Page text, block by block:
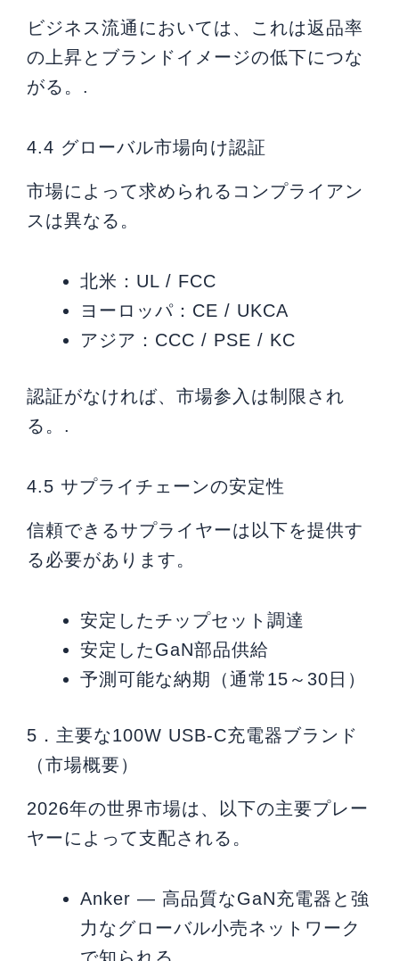
ビジネス流通においては、これは返品率
の上昇とブランドイメージの低下につな
がる。.
4.4 グローバル市場向け認証
市場によって求められるコンプライアン
スは異なる。
北米：UL / FCC
ヨーロッパ：CE / UKCA
アジア：CCC / PSE / KC
認証がなければ、市場参入は制限され
る。.
4.5 サプライチェーンの安定性
信頼できるサプライヤーは以下を提供す
る必要があります。
安定したチップセット調達
安定したGaN部品供給
予測可能な納期（通常15～30日）
5．主要な100W USB-C充電器ブランド
（市場概要）
2026年の世界市場は、以下の主要プレー
ヤーによって支配される。
Anker ― 高品質なGaN充電器と強
力なグローバル小売ネットワーク